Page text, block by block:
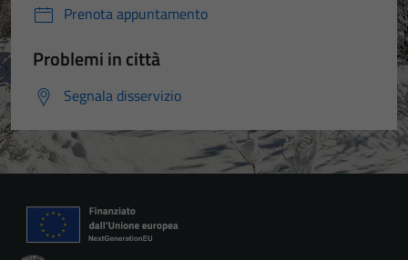
Prenota appuntamento
Problemi in città
Segnala disservizio